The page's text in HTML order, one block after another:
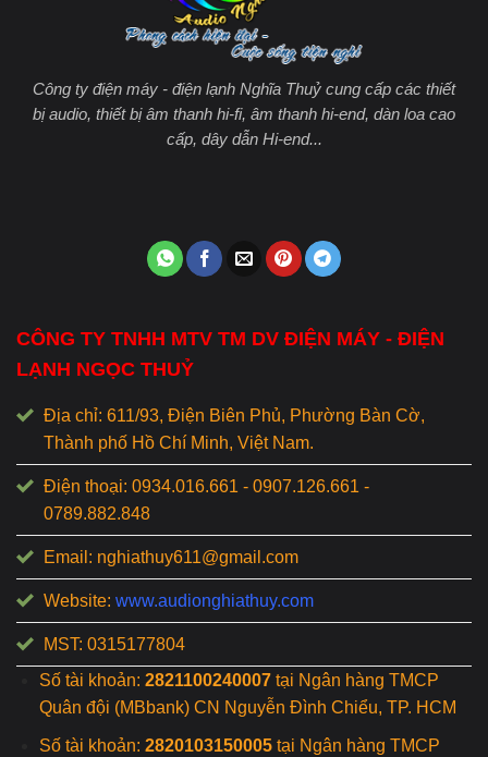
Công ty điện máy - điện lạnh Nghĩa Thuỷ cung cấp các thiết
bị audio, thiết bị âm thanh hi-fi, âm thanh hi-end, dàn loa cao
cấp, dây dẫn Hi-end...
CÔNG TY TNHH MTV TM DV ĐIỆN MÁY - ĐIỆN
LẠNH NGỌC THUỶ
Địa chỉ: 611/93, Điện Biên Phủ, Phường Bàn Cờ,
Thành phố Hồ Chí Minh, Việt Nam.
Điện thoại: 0934.016.661 - 0907.126.661 -
0789.882.848
Email: nghiathuy611@gmail.com
Website: www.audionghiathuy.com
MST: 0315177804
Số tài khoản: 2821100240007tại Ngân hàng TMCP
Quân đội (MBbank) CN Nguyễn Đình Chiểu, TP. HCM
Số tài khoản: 2820103150005tại Ngân hàng TMCP